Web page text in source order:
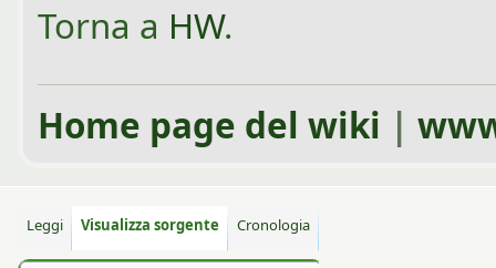
Torna a HW.
Home page del wiki |
Leggi Visualizza sorgente Cronologia